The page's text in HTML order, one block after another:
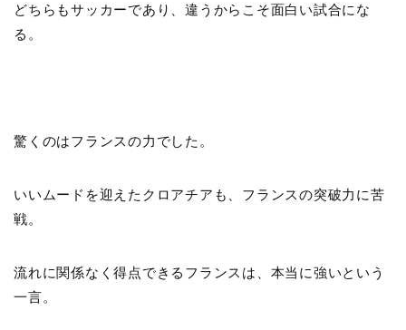
どちらもサッカーであり、違うからこそ面白い試合にな
る。
驚くのはフランスの力でした。
いいムードを迎えたクロアチアも、フランスの突破力に苦
戦。
流れに関係なく得点できるフランスは、本当に強いという
一言。